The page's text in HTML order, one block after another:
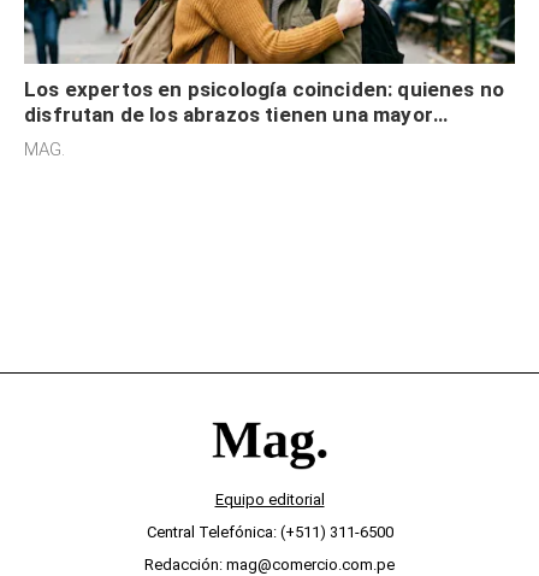
Los expertos en psicología coinciden: quienes no
disfrutan de los abrazos tienen una mayor
sensibilidad a los estímulos físicos y no es por
MAG.
Equipo editorial
Central Telefónica: (+511) 311-6500
Redacción: mag@comercio.com.pe